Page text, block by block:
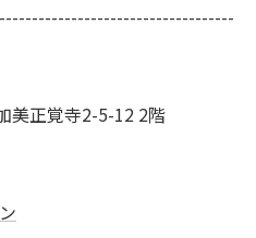
美正覚寺2-5-12 2階